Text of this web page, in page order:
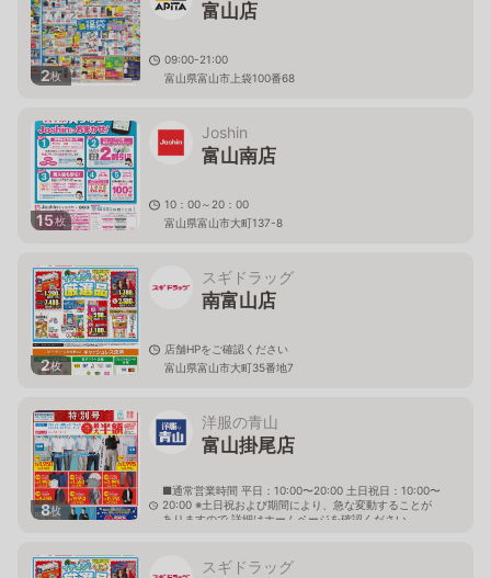
2枚
富山店
09:00-21:00
富山県富山市上袋100番68
15枚
Joshin
富山南店
10：00～20：00
富山県富山市大町137-8
2枚
スギドラッグ
南富山店
店舗HPをご確認ください
富山県富山市大町35番地7
8枚
洋服の青山
富山掛尾店
■通常営業時間 平日：10:00〜20:00 土日祝日：10:00〜
20:00 ※土日祝および期間により、急な変動することが
ありますので 詳細はホームページを確認ください
スギドラッグ